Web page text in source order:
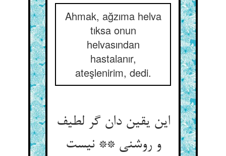
Ahmak, ağzıma helva
tıksa onun
helvasından
hastalanır,
ateşlenirim, dedi.
این یقین دان گر لطیف
و روشنی ** نیست